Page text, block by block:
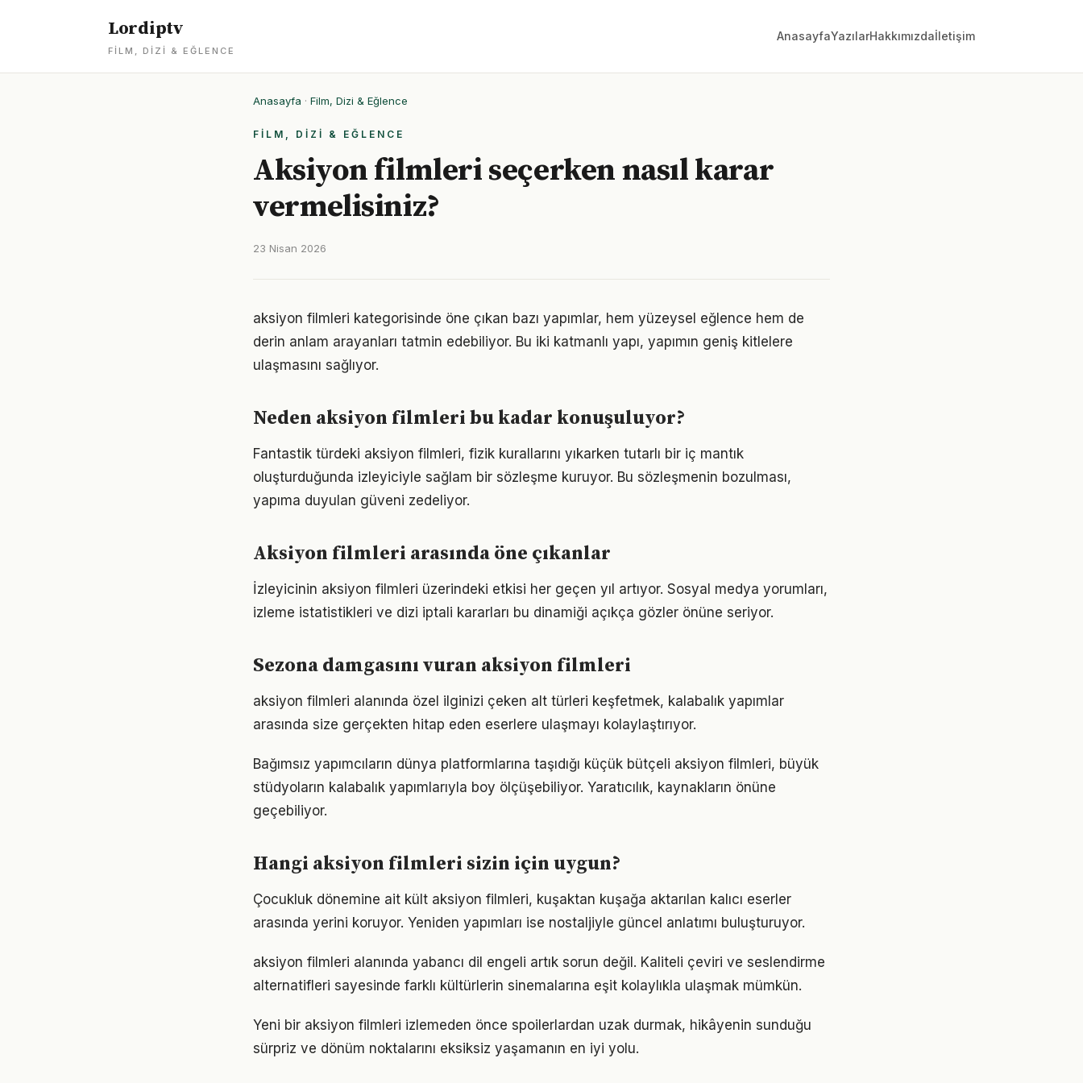
Lordiptv
FILM, DIZI & EĞLENCE
AnasayfaYazılarHakkımızdaİletişim
Anasayfa · Film, Dizi & Eğlence
FILM, DIZI & EĞLENCE
Aksiyon filmleri seçerken nasıl karar
vermelisiniz?
23 Nisan 2026
aksiyon filmleri kategorisinde öne çıkan bazı yapımlar, hem yüzeysel eğlence hem de
derin anlam arayanları tatmin edebiliyor. Bu iki katmanlı yapı, yapımın geniş kitlelere
ulaşmasını sağlıyor.
Neden aksiyon filmleri bu kadar konuşuluyor?
Fantastik türdeki aksiyon filmleri, fizik kurallarını yıkarken tutarlı bir iç mantık
oluşturduğunda izleyiciyle sağlam bir sözleşme kuruyor. Bu sözleşmenin bozulması,
yapıma duyulan güveni zedeliyor.
Aksiyon filmleri arasında öne çıkanlar
İzleyicinin aksiyon filmleri üzerindeki etkisi her geçen yıl artıyor. Sosyal medya yorumları,
izleme istatistikleri ve dizi iptali kararları bu dinamiği açıkça gözler önüne seriyor.
Sezona damgasını vuran aksiyon filmleri
aksiyon filmleri alanında özel ilginizi çeken alt türleri keşfetmek, kalabalık yapımlar
arasında size gerçekten hitap eden eserlere ulaşmayı kolaylaştırıyor.
Bağımsız yapımcıların dünya platformlarına taşıdığı küçük bütçeli aksiyon filmleri, büyük
stüdyoların kalabalık yapımlarıyla boy ölçüşebiliyor. Yaratıcılık, kaynakların önüne
geçebiliyor.
Hangi aksiyon filmleri sizin için uygun?
Çocukluk dönemine ait kült aksiyon filmleri, kuşaktan kuşağa aktarılan kalıcı eserler
arasında yerini koruyor. Yeniden yapımları ise nostaljiyle güncel anlatımı buluşturuyor.
aksiyon filmleri alanında yabancı dil engeli artık sorun değil. Kaliteli çeviri ve seslendirme
alternatifleri sayesinde farklı kültürlerin sinemalarına eşit kolaylıkla ulaşmak mümkün.
Yeni bir aksiyon filmleri izlemeden önce spoilerlardan uzak durmak, hikâyenin sunduğu
sürpriz ve dönüm noktalarını eksiksiz yaşamanın en iyi yolu.